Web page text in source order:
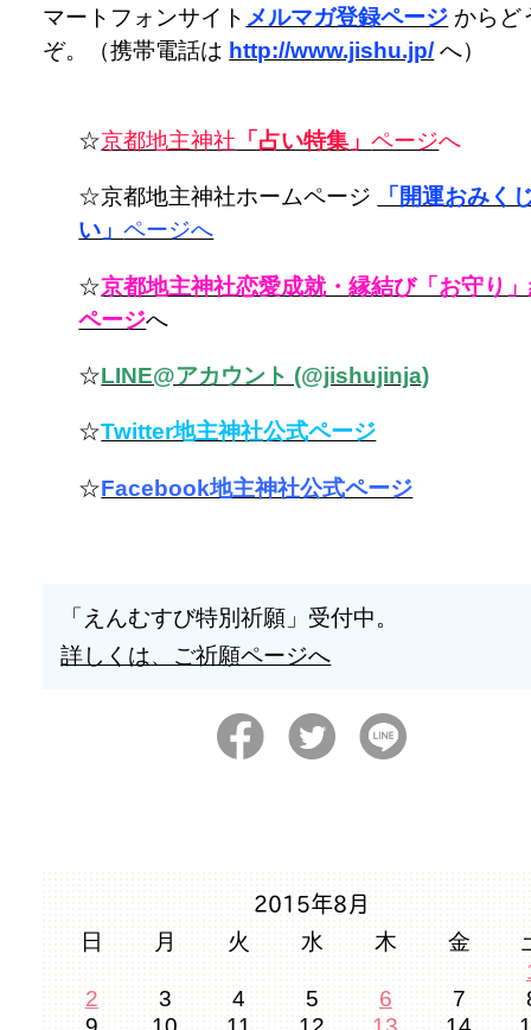
マートフォンサイト メルマガ登録ページ からど
ぞ。（携帯電話は http://www.jishu.jp/ へ）
☆京都地主神社 「占い特集」ページへ
☆京都地主神社ホームページ
「開運おみく
い」ページへ
☆京都地主神社恋愛成就・縁結び「お守り
ページへ
☆LINE@アカウント (@jishujinja)
☆Twitter地主神社公式ページ
☆Facebook地主神社公式ページ
「えんむすび特別祈願」受付中。
詳しくは、ご祈願ページへ
2015年8月
日 月 火 水 木 金
2
3 4 5 6 7